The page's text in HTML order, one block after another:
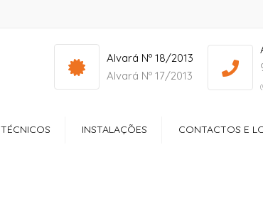
info@yourdomain.com Mon - Sat: 7:00 -
Alvará Nº 18/2013
Alvará Nº 17/2013
TÉCNICOS
INSTALAÇÕES
CONTACTOS E